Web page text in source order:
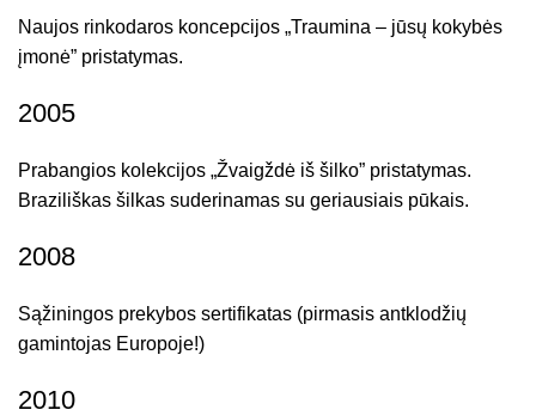
Naujos rinkodaros koncepcijos „Traumina – jūsų kokybės
įmonė” pristatymas.
2005
Prabangios kolekcijos „Žvaigždė iš šilko” pristatymas.
Braziliškas šilkas suderinamas su geriausiais pūkais.
2008
Sąžiningos prekybos sertifikatas (pirmasis antklodžių
gamintojas Europoje!)
2010